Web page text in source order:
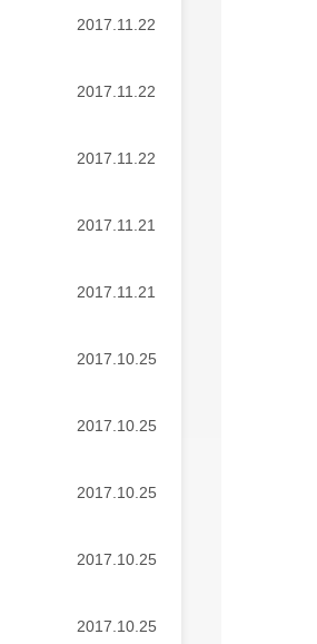
2017.11.22
2017.11.22
2017.11.22
2017.11.21
2017.11.21
2017.10.25
2017.10.25
2017.10.25
2017.10.25
2017.10.25